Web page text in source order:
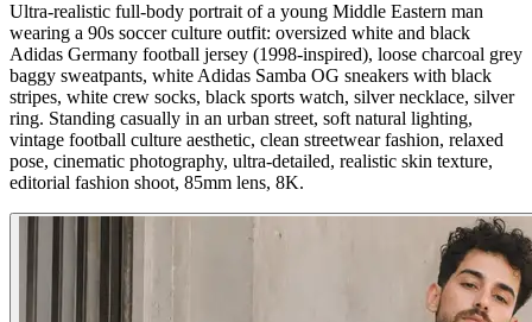
Ultra-realistic full-body portrait of a young Middle Eastern man
wearing a 90s soccer culture outfit: oversized white and black
Adidas Germany football jersey (1998-inspired), loose charcoal grey
baggy sweatpants, white Adidas Samba OG sneakers with black
stripes, white crew socks, black sports watch, silver necklace, silver
ring. Standing casually in an urban street, soft natural lighting,
vintage football culture aesthetic, clean streetwear fashion, relaxed
pose, cinematic photography, ultra-detailed, realistic skin texture,
editorial fashion shoot, 85mm lens, 8K.